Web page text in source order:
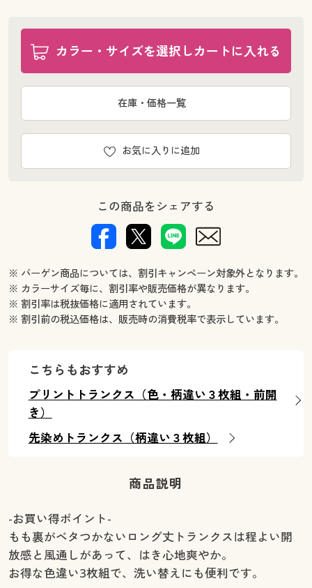
カラー・サイズを選択しカートに入れる
お気に入りに追加
在庫・価格一覧
この商品をシェアする
※ バーゲン商品については、割引キャンペーン対象外となります。
※ カラーサイズ毎に、割引率や販売価格が異なります。
※ 割引率は税抜価格に適用されています。
※ 割引前の税込価格は、販売時の消費税率で表示しています。
こちらもおすすめ
プリントトランクス（色・柄違い３枚組・前開
き）
先染めトランクス（柄違い３枚組）
商品説明
-お買い得ポイント-
もも裏がベタつかないロング丈トランクスは程よい開
放感と風通しがあって、はき心地爽やか。
お得な色違い3枚組で、洗い替えにも便利です。